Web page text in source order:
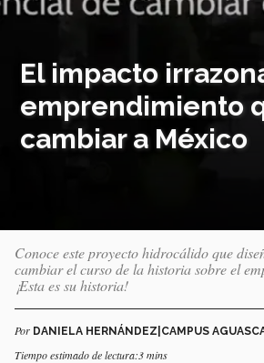
El impacto
emprendimiento
cambiar a México
Conoce este proyecto hidrocálido que
cambiar el curso de la historia sobre el
¡Esta es su historia!
Por DANIELA HERNÁNDEZ|CAMPUS
Tiempo estimado de lectura:3 mins